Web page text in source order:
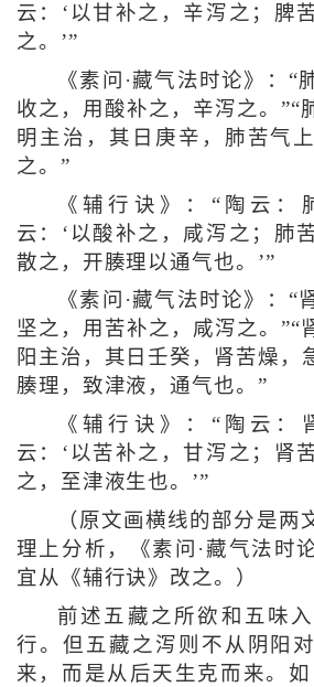
云：‘以甘补之，辛泻之；脾
之。’”
《素问·藏气法时论》：“
收之，用酸补之，辛泻之。”“
明主治，其日庚辛，肺苦气
之。”
《辅行诀》：“陶云：
云：‘以酸补之，咸泻之；肺
散之，开腠理以通气也。’”
《素问·藏气法时论》：“
坚之，用苦补之，咸泻之。”“
阳主治，其日壬癸，肾苦燥，
腠理，致津液，通气也。”
《辅行诀》：“陶云：
云：‘以苦补之，甘泻之；肾
之，至津液生也。’”
（原文画横线的部分是两
理上分析，《素问·藏气法时
宜从《辅行诀》改之。）
前述五藏之所欲和五味
行。但五藏之泻则不从阴阳
来，而是从后天生克而来。